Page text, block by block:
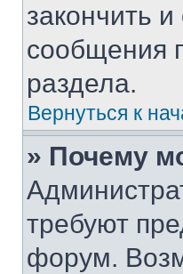
закончить
сообщения
раздела.
Вернуться к
» Почему
требуют
форум.